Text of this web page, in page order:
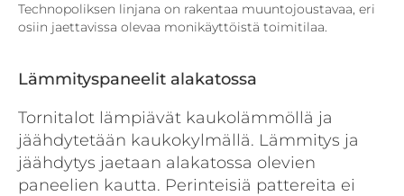
Technopoliksen linjana on rakentaa muuntojoustavaa, eri
osiin jaettavissa olevaa monikäyttöistä toimitilaa.
Lämmityspaneelit alakatossa
Tornitalot lämpiävät kaukolämmöllä ja
jäähdytetään kaukokylmällä. Lämmitys ja
jäähdytys jaetaan alakatossa olevien
paneelien kautta. Perinteisiä pattereita ei